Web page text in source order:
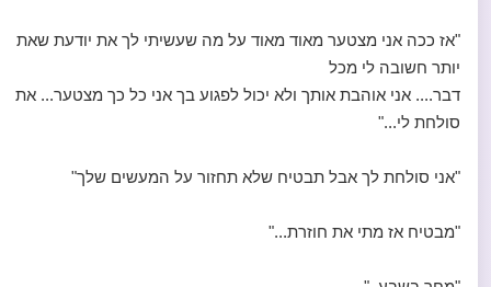
"אז ככה אני מצטער מאוד מאוד על מה שעשיתי לך את יודעת שאת
יותר חשובה לי מכל
דבר.... אני אוהבת אותך ולא יכול לפגוע בך אני כל כך מצטער... את
סולחת לי..."
"אני סולחת לך אבל תבטיח שלא תחזור על המעשים שלך"
"מבטיח אז מתי את חוזרת..."